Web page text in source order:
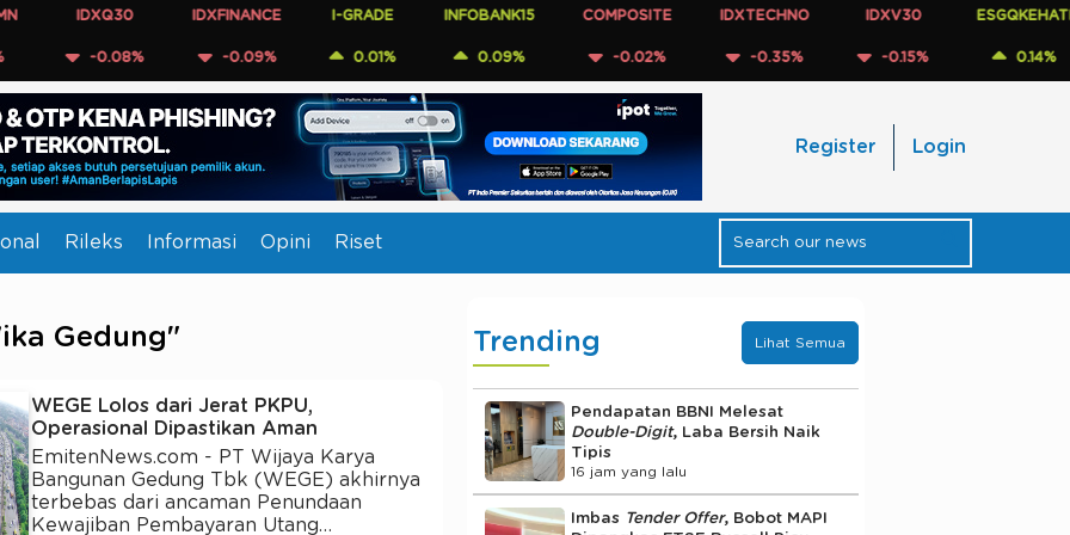
IDXQ30
-0.08%
IDXFINANCE
-0.09%
I-GRADE
0.01%
INFOBANK15
0.09%
COMPOSITE
-0.02%
IDXTECHNO
-0.35%
IDXV30
-0.15%
ESGQKEHATI
0.14%
Register Login
Rileks Informasi Opini Riset
Gedung"
WEGE Lolos dari Jerat PKPU,
Operasional Dipastikan Aman
EmitenNews.com - PT Wijaya Karya
Bangunan Gedung Tbk (WEGE) akhirnya
terbebas dari ancaman Penundaan
Kewajiban Pembayaran Utang…
Trending Lihat Semua
Pendapatan BBNI Melesat
Double-Digit, Laba Bersih Naik
Tipis
16 jam yang lalu
Imbas Tender Offer, Bobot MAPI